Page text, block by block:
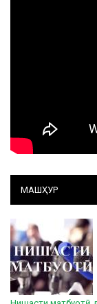
МАШҲУР